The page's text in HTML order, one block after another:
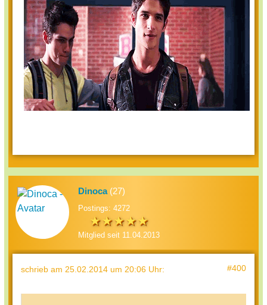
Dinoca(27)
Postings: 4272
Mitglied seit 11.04.2013
schrieb am 25.02.2014 um 20:06 Uhr: #400